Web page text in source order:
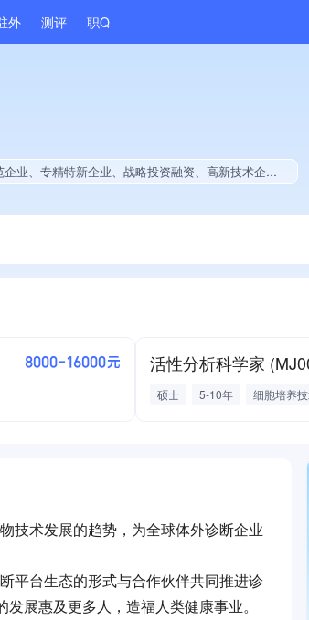
外 测评 职Q
前5%、A级纳税人、多产业布局、拥有节能环保技术、拥有自主品牌、拥有高价值专利、专利授权量同领域前500、技术布局行业领先、经营年限全国同行前10%、集团成员、权威管理体系认证、创新型中小企业、大学生就业贡献、定向增发融资、拥有绿色资质、拥有工艺创新能力、拥有多项著作权
8000-16000元 活性分析科学家
硕士 5-10年 细胞培养
技术发展的趋势，为全球体外诊断企业
平台生态的形式与合作伙伴共同推进诊
展惠及更多人，造福人类健康事业。